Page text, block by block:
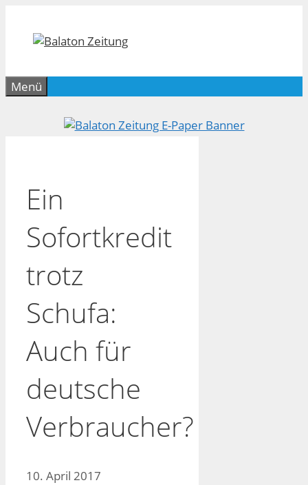
springen
Menü
Ein
Sofortkredit
trotz
Schufa:
Auch für
deutsche
Verbraucher?
10. April 2017